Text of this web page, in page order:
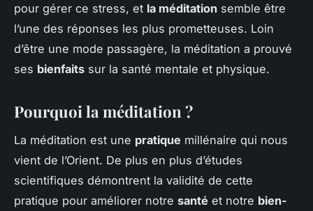
pour gérer ce stress, et la méditation semble être
l’une des réponses les plus prometteuses. Loin
d’être une mode passagère, la méditation a prouvé
ses bienfaits sur la santé mentale et physique.
Pourquoi la méditation ?
La méditation est une pratique millénaire qui nous
vient de l’Orient. De plus en plus d’études
scientifiques démontrent la validité de cette
pratique pour améliorer notre santé et notre bien-